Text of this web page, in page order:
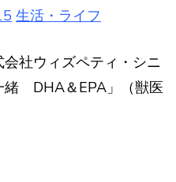
生活・ライフ
会社ウィズペティ・シニ
緒 DHA＆EPA」（獣医